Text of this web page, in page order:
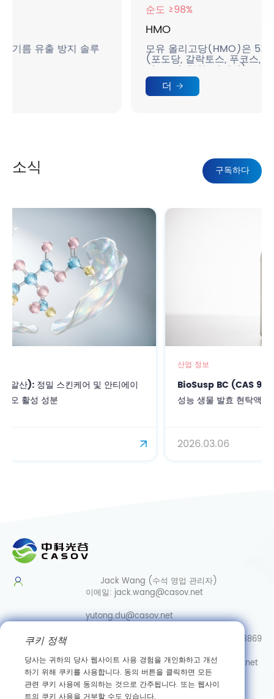
모유 올리고당(HMO)은 5가지 단당류 분자
(포도당, 갈락토스, 푸코스, N-아세틸글루코사
민, N-아세틸뉴라민산)로 구성됩니다.
소식 구독하다
이
BioSusp BC (CAS 9012-19-5): 정밀 화장품을 위한 고
성능 생물 발효 현탁액 보호막
Jack Wang (수석 영업 관리자)
이메일: jack.wang@casov.net
yutong.du@casov.net
0086-13035103869
서비스 및 제안이메일:info@casovbio.net
직통/Whatsapp/Wechat:0086-
15307143249
쿠키 정책
당사는 귀하의 당사 웹사이트 사용 경험을 개인화하고 개선
하기 위해 쿠키를 사용합니다. 동의 버튼을 클릭하면 모든
관련 쿠키 사용에 동의하는 것으로 간주됩니다. 또는 웹사이